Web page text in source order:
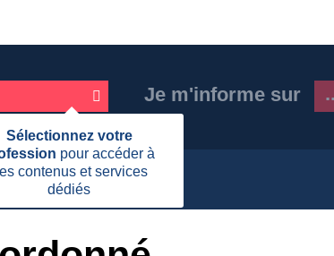
Je m'informe sur
Sélectionnez votre
pour accéder à
contenus et services
dédiés